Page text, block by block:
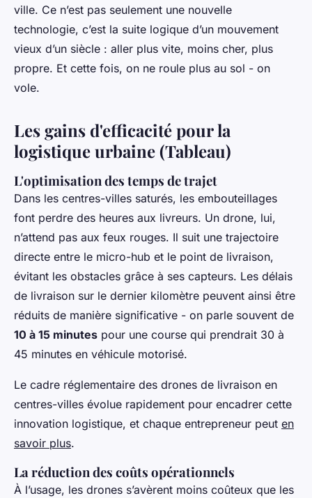
ville. Ce n’est pas seulement une nouvelle
technologie, c’est la suite logique d’un mouvement
vieux d’un siècle : aller plus vite, moins cher, plus
propre. Et cette fois, on ne roule plus au sol - on
vole.
Les gains d'efficacité pour la
logistique urbaine (Tableau)
L'optimisation des temps de trajet
Dans les centres-villes saturés, les embouteillages
font perdre des heures aux livreurs. Un drone, lui,
n’attend pas aux feux rouges. Il suit une trajectoire
directe entre le micro-hub et le point de livraison,
évitant les obstacles grâce à ses capteurs. Les délais
de livraison sur le dernier kilomètre peuvent ainsi être
réduits de manière significative - on parle souvent de
10 à 15 minutes pour une course qui prendrait 30 à
45 minutes en véhicule motorisé.
Le cadre réglementaire des drones de livraison en
centres-villes évolue rapidement pour encadrer cette
innovation logistique, et chaque entrepreneur peut en
savoir plus.
La réduction des coûts opérationnels
À l’usage, les drones s’avèrent moins coûteux que les